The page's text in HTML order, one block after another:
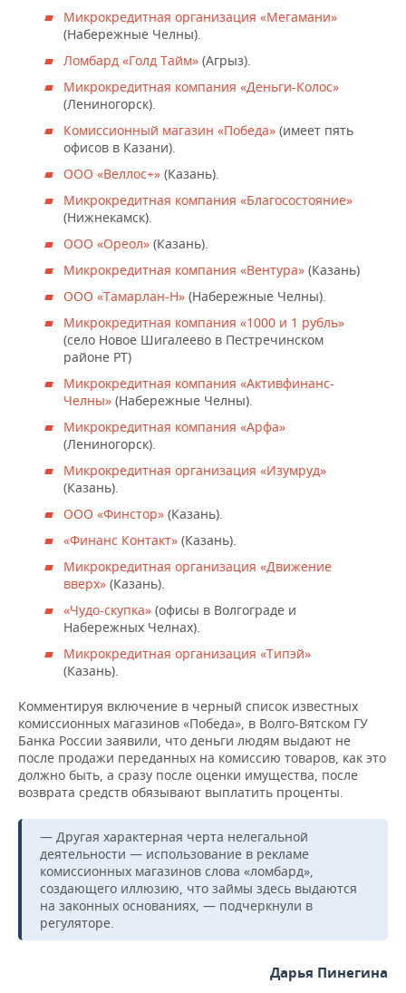
Микрокредитная организация «Мегамани»
(Набережные Челны).
Ломбард «Голд Тайм» (Агрыз).
Микрокредитная компания «Деньги-Колос»
(Лениногорск).
Комиссионный магазин «Победа» (имеет пять
офисов в Казани).
ООО «Веллос+» (Казань).
Микрокредитная компания «Благосостояние»
(Нижнекамск).
ООО «Ореол» (Казань).
Микрокредитная компания «Вентура» (Казань)
ООО «Тамарлан-Н» (Набережные Челны).
Микрокредитная компания «1000 и 1 рубль»
(село Новое Шигалеево в Пестречинском
районе РТ)
Микрокредитная компания «Активфинанс-
Челны» (Набережные Челны).
Микрокредитная компания «Арфа»
(Лениногорск).
Микрокредитная организация «Изумруд»
(Казань).
ООО «Финстор» (Казань).
«Финанс Контакт» (Казань).
Микрокредитная организация «Движение
вверх» (Казань).
«Чудо-скупка» (офисы в Волгограде и
Набережных Челнах).
Микрокредитная организация «Типэй»
(Казань).
Комментируя включение в черный список известных
комиссионных магазинов «Победа», в Волго-Вятском ГУ
Банка России заявили, что деньги людям выдают не
после продажи переданных на комиссию товаров, как это
должно быть, а сразу после оценки имущества, после
возврата средств обязывают выплатить проценты.
— Другая характерная черта нелегальной
деятельности — использование в рекламе
комиссионных магазинов слова «ломбард»,
создающего иллюзию, что займы здесь выдаются
на законных основаниях, — подчеркнули в
регуляторе.
Дарья Пинегина